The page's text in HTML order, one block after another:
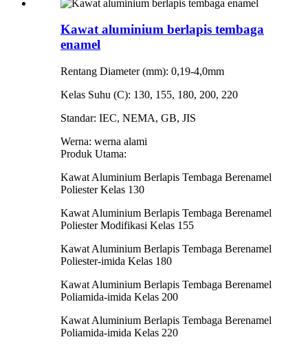
Kawat aluminium berlapis tembaga
enamel
Rentang Diameter (mm): 0,19-4,0mm
Kelas Suhu (C): 130, 155, 180, 200, 220
Standar: IEC, NEMA, GB, JIS
Werna: werna alami
Produk Utama:
Kawat Aluminium Berlapis Tembaga Berenamel
Poliester Kelas 130
Kawat Aluminium Berlapis Tembaga Berenamel
Poliester Modifikasi Kelas 155
Kawat Aluminium Berlapis Tembaga Berenamel
Poliester-imida Kelas 180
Kawat Aluminium Berlapis Tembaga Berenamel
Poliamida-imida Kelas 200
Kawat Aluminium Berlapis Tembaga Berenamel
Poliamida-imida Kelas 220